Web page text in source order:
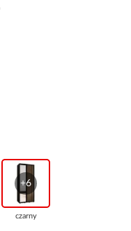
+6
czarny